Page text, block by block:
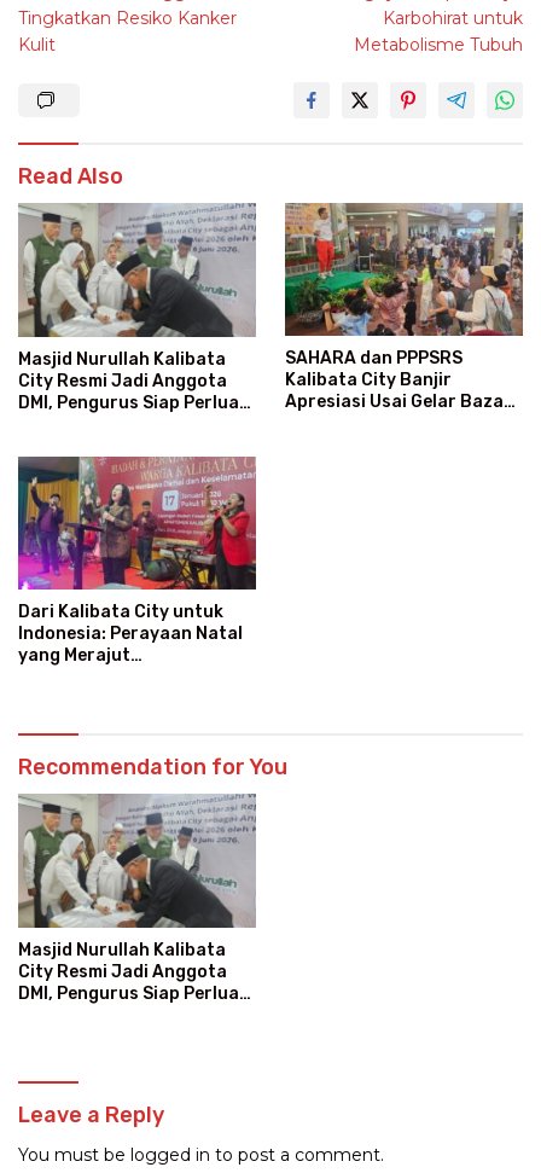
Tingkatkan Resiko Kanker
Kulit
Karbohirat untuk
Metabolisme Tubuh
Read Also
Masjid Nurullah Kalibata
City Resmi Jadi Anggota
DMI, Pengurus Siap Perluas
SAHARA dan PPPSRS
Kalibata City Banjir
Apresiasi Usai Gelar Bazaar
Dari Kalibata City untuk
Indonesia: Perayaan Natal
yang Merajut
Recommendation for You
Masjid Nurullah Kalibata
City Resmi Jadi Anggota
DMI, Pengurus Siap Perluas
Leave a Reply
You must be logged in to post a comment.